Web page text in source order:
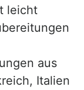
leicht
aus
Italien